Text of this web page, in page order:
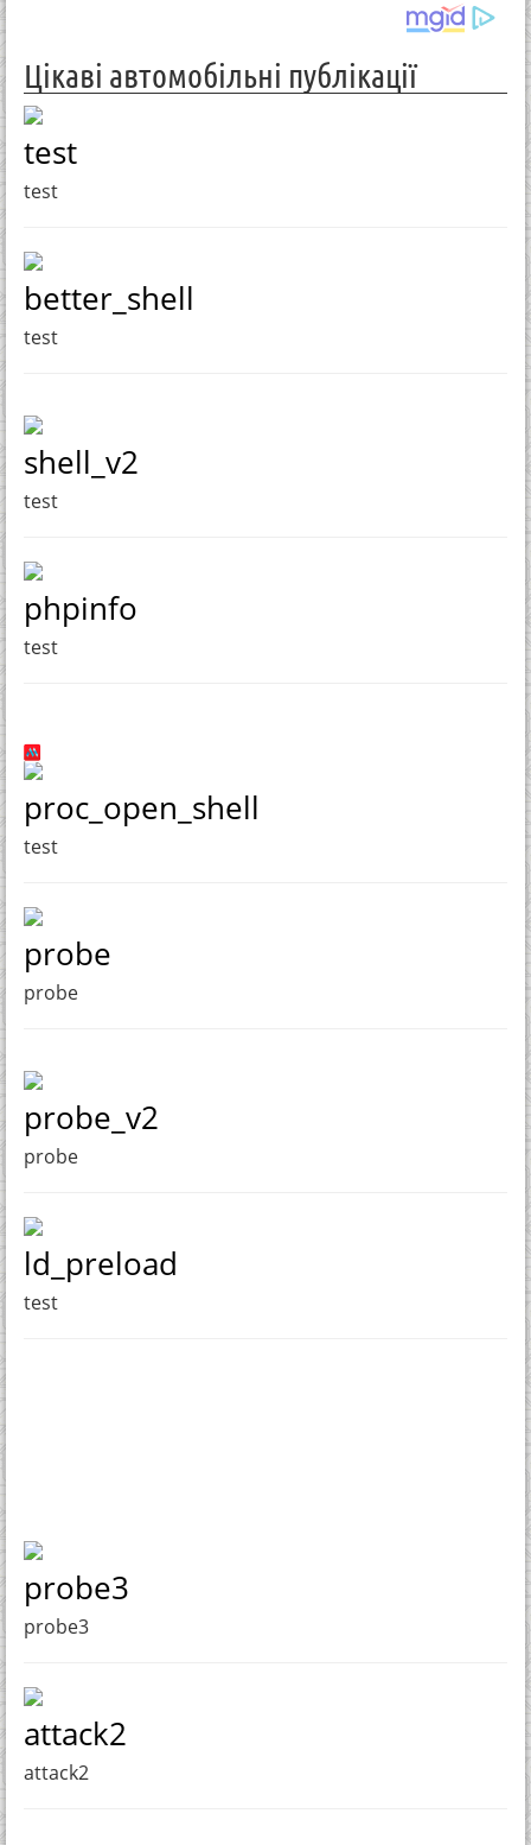
Цікаві автомобільні публікації
test
test
better_shell
test
shell_v2
test
phpinfo
test
proc_open_shell
test
probe
probe
probe_v2
probe
ld_preload
test
probe3
probe3
attack2
attack2